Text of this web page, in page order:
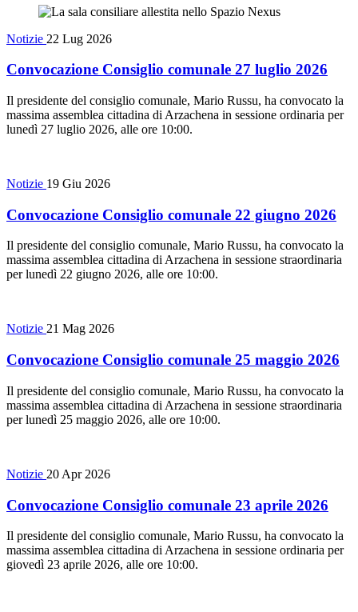
Notizie 22 Lug 2026
Convocazione Consiglio comunale 27 luglio 2026
Il presidente del consiglio comunale, Mario Russu, ha convocato la
massima assemblea cittadina di Arzachena in sessione ordinaria per
lunedì 27 luglio 2026, alle ore 10:00.
Notizie 19 Giu 2026
Convocazione Consiglio comunale 22 giugno 2026
Il presidente del consiglio comunale, Mario Russu, ha convocato la
massima assemblea cittadina di Arzachena in sessione straordinaria
per lunedì 22 giugno 2026, alle ore 10:00.
Notizie 21 Mag 2026
Convocazione Consiglio comunale 25 maggio 2026
Il presidente del consiglio comunale, Mario Russu, ha convocato la
massima assemblea cittadina di Arzachena in sessione straordinaria
per lunedì 25 maggio 2026, alle ore 10:00.
Notizie 20 Apr 2026
Convocazione Consiglio comunale 23 aprile 2026
Il presidente del consiglio comunale, Mario Russu, ha convocato la
massima assemblea cittadina di Arzachena in sessione ordinaria per
giovedì 23 aprile 2026, alle ore 10:00.